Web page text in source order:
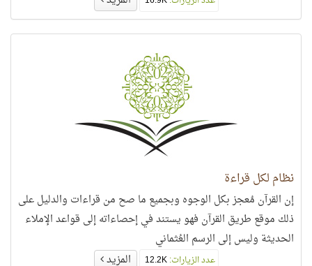
نظام لكل قراءة
إن القرآن مُعجز بكل الوجوه وبجميع ما صح من قراءات والدليل على
ذلك موقع طريق القرآن فهو يستند في إحصاءاته إلى قواعد الإملاء
الحديثة وليس إلى الرسم العُثماني
عدد الزيارات:12.2K المزيد